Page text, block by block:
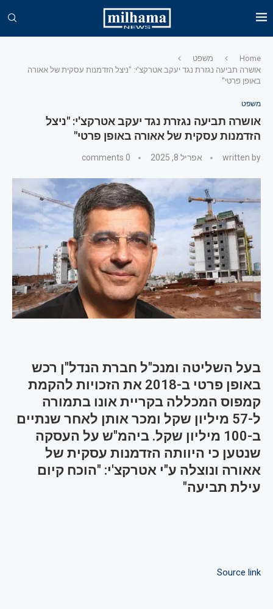
Home
משפט
אושרה תביעה נגזרת נגד יעקב אטרקצ'י: "ניצל הזדמנות עסקית של אאורה
באופן פרטי"
משפט
אושרה תביעה נגזרת נגד יעקב אטרקצ'י: "ניצל
הזדמנות עסקית של אאורה באופן פרטי"
written by אפריל 8, 2025 0 comments
בעל השליטה ומנכ"ל חברת הנדל"ן רכש
באופן פרטי ב-2018 את הזכויות להקמת
קמפוס המכללה בקריית אונו בתמורה
ל-57 מיליון שקל ומכר אותן לאחר שנתיים
ב-100 מיליון שקל. ביהמ"ש על העסקה
שנטען כי היוותה הזדמנות עסקית של
אאורה ונוצלה ע"י אטרקצ'י: "הוכח קיום
עילת תביעה"
Source link